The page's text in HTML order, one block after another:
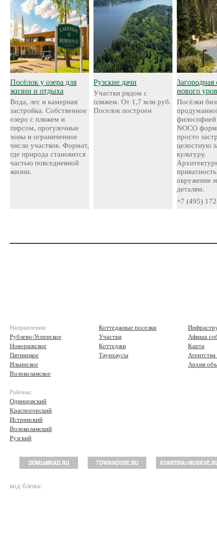
Посёлок у озера для
жизни и отдыха
Вода, лес и камерная
застройка. Собственное
озеро с пляжем и
пирсом, прогулочные
зоны и ограниченное
число участков. Формат,
где природа становится
частью повседневной
жизни.
Рузские дачи
Участки рядом с
пляжем. От 1,7 млн руб.
Поселок построен
Загородная
нового
Посёлки
NOCO
просто
целостную
культуру.
окружение
деталям.
+7 (495)
Направления:
Рублево-Успенское
Новорижское
Пятницкое
Ильинское
Волоколамское
Районы:
Одинцовский
Красногорский
Истринский
Волоколамский
Рузский
Коттеджные поселки
Участки
Коттеджи
Таунхаусы
Афиша
Карта
Архив
код блока: